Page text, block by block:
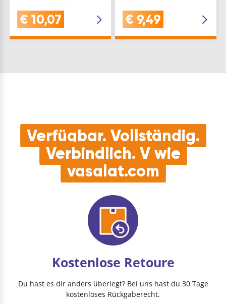
Zugkraft von 2000 kg
in U-Form und 1000 kg
eine sichere
€ 10,07
400 kg gerade - ideal
für eine sichere
der Spanngurt mit …
€ 9,49
Verfügbar. Vollständig.
Verbindlich. V wie
vasalat.com
Kostenlose Retoure
Du hast es dir anders überlegt? Bei uns hast du 30 Tage
kostenloses Rückgaberecht.